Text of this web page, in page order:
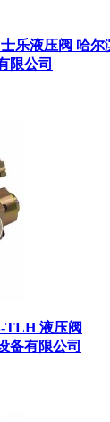
乐液压阀 哈尔
限公司
TLH 液压阀
备有限公司